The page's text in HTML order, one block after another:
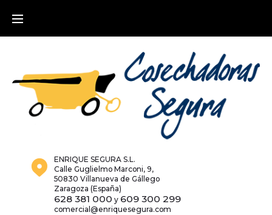
ENRIQUE SEGURA S.L.
Calle Guglielmo Marconi, 9,
50830 Villanueva de Gállego
Zaragoza (España)
628 381 000 y 609 300 299
comercial@enriquesegura.com